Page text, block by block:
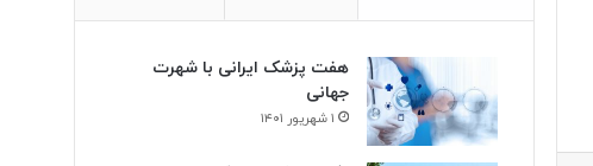
هفت پزشک ایرانی با شهرت
جهانی
۱ شهریور ۱۴۰۱